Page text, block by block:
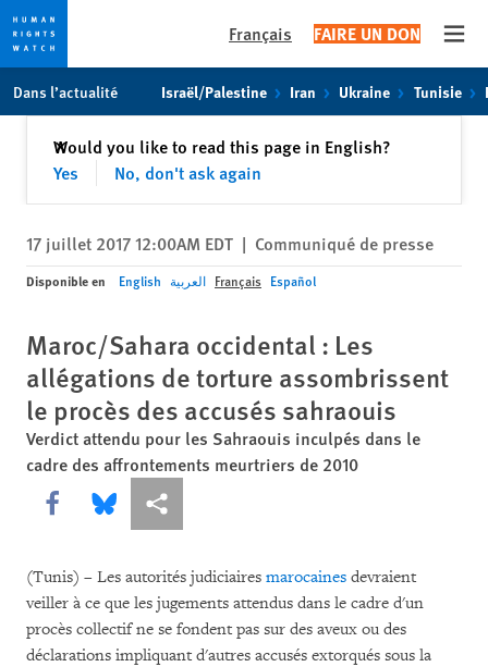
toto
content
Français FAIRE UN DON
Dans l’actualité Israël/Palestine Iran Ukraine Tunisie
Would you like to read this page in English?
Yes
No, don't ask again
✕Fermer
17 juillet 2017 12:00AM EDT | Communiqué de presse
Disponible en English العربية Français Español
Maroc/Sahara occidental : Les
allégations de torture assombrissent
le procès des accusés sahraouis
Verdict attendu pour les Sahraouis inculpés dans le
cadre des affrontements meurtriers de 2010
Share this via Facebook
Share this via Bluesky
Share this via Partagez
(Tunis) – Les autorités judiciaires marocaines devraient
veiller à ce que les jugements attendus dans le cadre d'un
procès collectif ne se fondent pas sur des aveux ou des
déclarations impliquant d'autres accusés extorqués sous la